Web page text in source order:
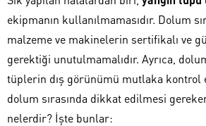
ekipmanın kullanılmamasıdır. Dolum
malzeme ve makinelerin sertifikalı ve
gerektiği unutulmamalıdır. Ayrıca,
tüplerin dış görünümü mutlaka kontrol
dolum sırasında dikkat edilmesi
nelerdir? İşte bunlar: